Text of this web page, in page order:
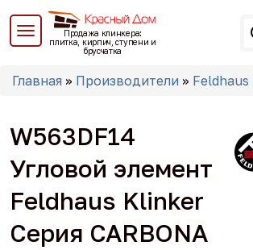
Перейти
основному
Продажа клинкера:
плитка, кирпич, ступени и
брусчатка
Вы
Главная » Производители »
W563DF14
Угловой элемент
Feldhaus Klinker
Серия CARBONA